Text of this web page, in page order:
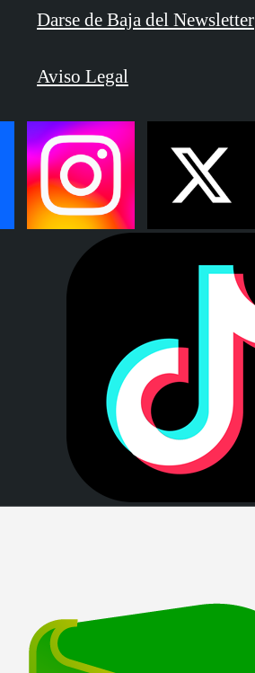
Darse de Baja del Newsletter
Aviso Legal